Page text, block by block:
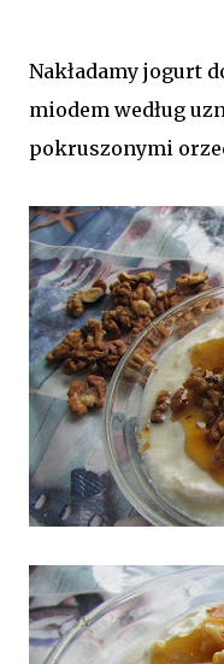
Nakładamy jogurt
miodem według
pokruszonymi